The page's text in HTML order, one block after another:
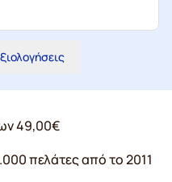
49,00€
πελάτες από το 2011